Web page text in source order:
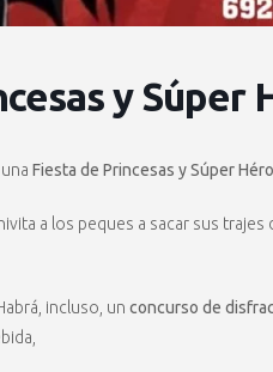
y Súper
Fiesta de Princesas y Súper
a los peques a sacar sus
incluso, un concurso de